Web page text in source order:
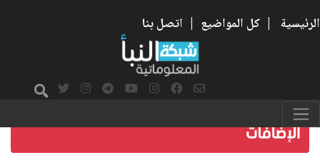
الرئيسية | كل المواضيع | اتصل بنا